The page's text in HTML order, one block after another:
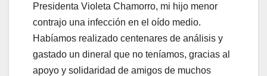
Presidenta Violeta Chamorro, mi hijo menor
contrajo una infección en el oído medio.
Habíamos realizado centenares de análisis y
gastado un dineral que no teníamos, gracias al
apoyo y solidaridad de amigos de muchos